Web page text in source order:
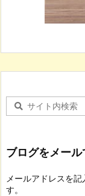
ブログをメール
メールアドレスを
す。